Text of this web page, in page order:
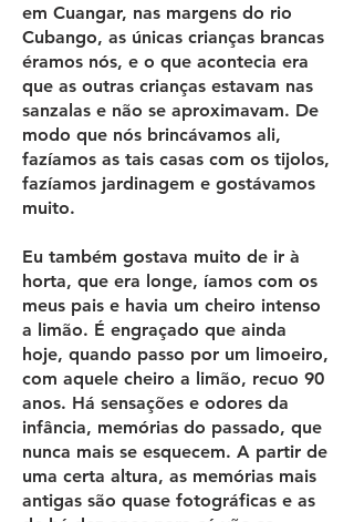
em Cuangar, nas margens do rio
Cubango, as únicas crianças brancas
éramos nós, e o que acontecia era
que as outras crianças estavam nas
sanzalas e não se aproximavam. De
modo que nós brincávamos ali,
fazíamos as tais casas com os tijolos,
fazíamos jardinagem e gostávamos
muito.
Eu também gostava muito de ir à
horta, que era longe, íamos com os
meus pais e havia um cheiro intenso
a limão. É engraçado que ainda
hoje, quando passo por um limoeiro,
com aquele cheiro a limão, recuo 90
anos. Há sensações e odores da
infância, memórias do passado, que
nunca mais se esquecem. A partir de
uma certa altura, as memórias mais
antigas são quase fotográficas e as